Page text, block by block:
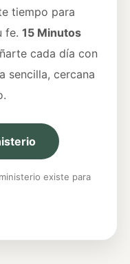
tiempo para
fe. 15 Minutos
cada día con
sencilla, cercana
existe para